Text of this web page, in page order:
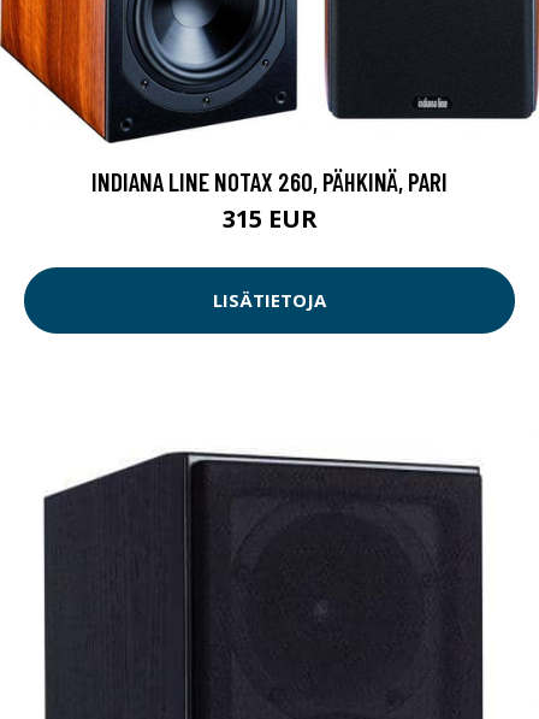
INDIANA LINE NOTAX 260, PÄHKINÄ, PARI
315 EUR
LISÄTIETOJA